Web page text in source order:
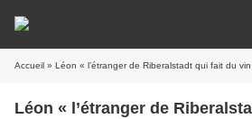
Accueil » Léon « l’étranger de Riberalstadt qui fait du vin in PO » est raide dingue du
Léon « l’étranger de